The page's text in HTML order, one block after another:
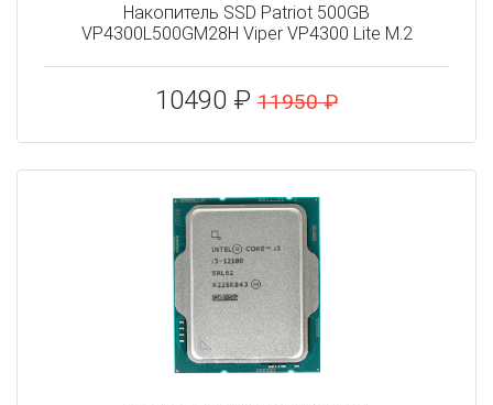
Накопитель SSD Patriot 500GB
VP4300L500GM28H Viper VP4300 Lite M.2
10490 ₽ 11950 ₽